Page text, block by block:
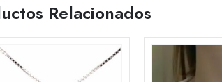
Relacionados